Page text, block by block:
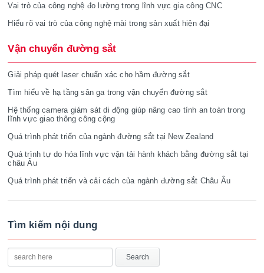
Vai trò của công nghệ đo lường trong lĩnh vực gia công CNC
Hiểu rõ vai trò của công nghệ mài trong sản xuất hiện đại
Vận chuyển đường sắt
Giải pháp quét laser chuẩn xác cho hầm đường sắt
Tìm hiểu về hạ tầng sân ga trong vận chuyển đường sắt
Hệ thống camera giám sát di động giúp nâng cao tính an toàn trong
lĩnh vực giao thông công cộng
Quá trình phát triển của ngành đường sắt tại New Zealand
Quá trình tự do hóa lĩnh vực vận tải hành khách bằng đường sắt tại
châu Âu
Quá trình phát triển và cải cách của ngành đường sắt Châu Âu
Tìm kiếm nội dung